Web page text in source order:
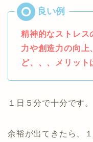
精神的なストレス
力や創造力の向上
ど、、、メリット
１日５分で十分です。
余裕が出てきたら、